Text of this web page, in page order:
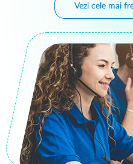
Vezi cele mai